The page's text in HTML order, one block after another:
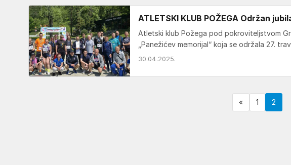
ATLETSKI KLUB POŽEGA Održan
Atletski klub Požega pod pokroviteljstvom
„Panežićev memorijal“ koja se održala 27.
30.04.2025.
« 1 2